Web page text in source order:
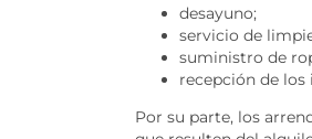
desayuno;
servicio de
suministro de
recepción de los
Por su parte, los